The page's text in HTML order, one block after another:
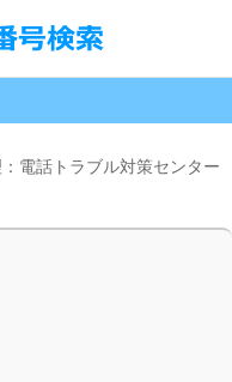
電話トラブル対策センター